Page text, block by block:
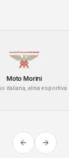
Moto Morini
italiana, alma esportiva